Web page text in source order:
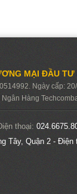
MẠI ĐẦU TƯ
Ngày cấp:
Hàng
thoại:
Tây, Quận 2 - Điện